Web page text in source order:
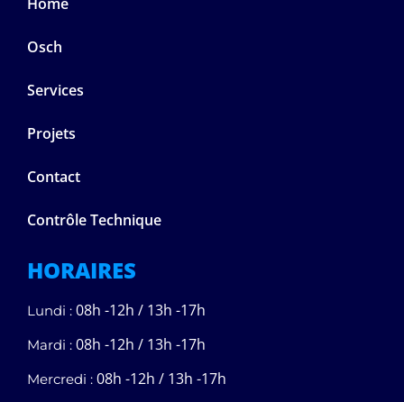
Osch
Services
Projets
Contact
Contrôle Technique
HORAIRES
Lundi : 08h -12h / 13h -17h
Mardi : 08h -12h / 13h -17h
Mercredi : 08h -12h / 13h -17h